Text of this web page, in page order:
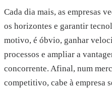
Cada dia mais, as empresas
os horizontes e garantir
motivo, é óbvio, ganhar
processos e ampliar a
concorrente. Afinal, num
competitivo, cabe à empresa